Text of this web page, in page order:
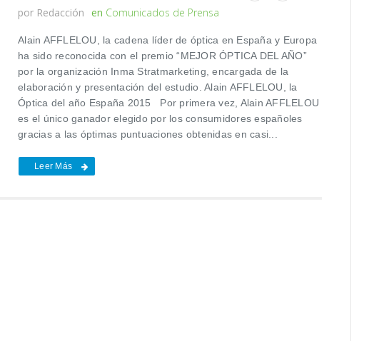
por Redacción en Comunicados de Prensa
Alain AFFLELOU, la cadena líder de óptica en España y Europa
ha sido reconocida con el premio “MEJOR ÓPTICA DEL AÑO”
por la organización Inma Stratmarketing, encargada de la
elaboración y presentación del estudio. Alain AFFLELOU, la
Óptica del año España 2015 Por primera vez, Alain AFFLELOU
es el único ganador elegido por los consumidores españoles
gracias a las óptimas puntuaciones obtenidas en casi...
Leer Más